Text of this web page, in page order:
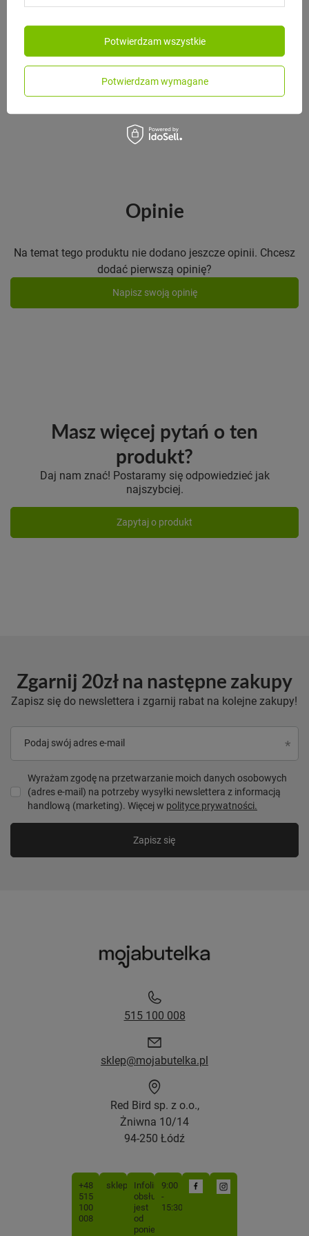
Monbento Lunchbox dzieciecy Gram
Opinie
Na temat tego produktu nie dodano jeszcze opinii. Chcesz
dodać pierwszą opinię?
Napisz swoją opinię
Masz więcej pytań o ten
produkt?
Daj nam znać! Postaramy się odpowiedzieć jak
najszybciej.
Zapytaj o produkt
Zgarnij 20zł na następne zakupy
Zapisz się do newslettera i zgarnij rabat na kolejne zakupy!
Podaj swój adres e-mail
Wyrażam zgodę na przetwarzanie moich danych osobowych
(adres e-mail) na potrzeby wysyłki newslettera z informacją
handlową (marketing). Więcej w polityce prywatności.
Zapisz się
515 100 008
sklep@mojabutelka.pl
Red Bird sp. z o.o.,
Żniwna 10/14
94-250 Łódź
+48
515
100
008
sklep@mojabutelka.pl
Infolinia
obsługiwana
jest
od
poniedziałku
9:00
-
15:30
Potwierdzam wymagane
Potwierdzam wszystkie